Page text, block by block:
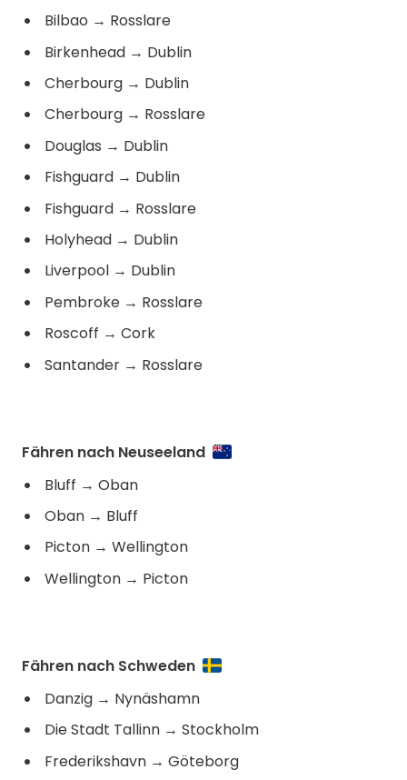
Bilbao → Rosslare
Birkenhead → Dublin
Cherbourg → Dublin
Cherbourg → Rosslare
Douglas → Dublin
Fishguard → Dublin
Fishguard → Rosslare
Holyhead → Dublin
Liverpool → Dublin
Pembroke → Rosslare
Roscoff → Cork
Santander → Rosslare
Fähren nach Neuseeland
Bluff → Oban
Oban → Bluff
Picton → Wellington
Wellington → Picton
Fähren nach Schweden
Danzig → Nynäshamn
Die Stadt Tallinn → Stockholm
Frederikshavn → Göteborg